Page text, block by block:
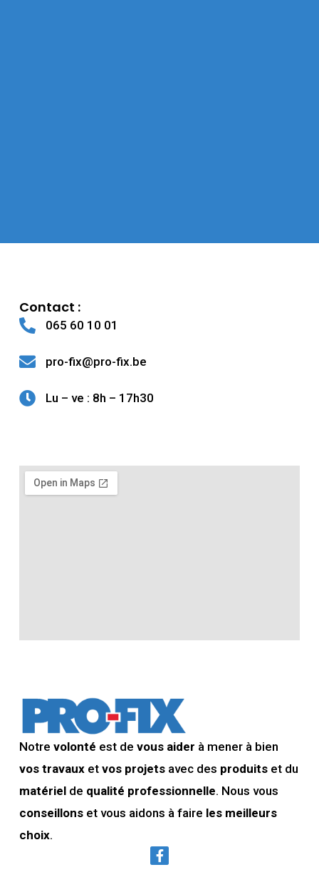
Notre volonté est de vous aider à mener à bien
vos travauxet vos projetsavec des produitset du
matérielde qualité professionnelle. Nous vous
conseillonset vous aidons à faire les meilleurs
choix.
Contact :
065 60 10 01
pro-fix@pro-fix.be
Lu – ve : 8h – 17h30